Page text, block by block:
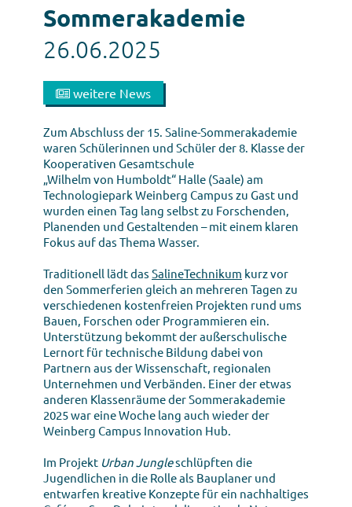
Sommerakademie
26.06.2025
weitere News
Zum Abschluss der 15. Saline-Sommerakademie
waren Schülerinnen und Schüler der 8. Klasse der
Kooperativen Gesamtschule
„Wilhelm von Humboldt“ Halle (Saale) am
Technologiepark Weinberg Campus zu Gast und
wurden einen Tag lang selbst zu Forschenden,
Planenden und Gestaltenden – mit einem klaren
Fokus auf das Thema Wasser.
Traditionell lädt das SalineTechnikum kurz vor
den Sommerferien gleich an mehreren Tagen zu
verschiedenen kostenfreien Projekten rund ums
Bauen, Forschen oder Programmieren ein.
Unterstützung bekommt der außerschulische
Lernort für technische Bildung dabei von
Partnern aus der Wissenschaft, regionalen
Unternehmen und Verbänden. Einer der etwas
anderen Klassenräume der Sommerakademie
2025 war eine Woche lang auch wieder der
Weinberg Campus Innovation Hub.
Im Projekt Urban Jungleschlüpften die
Jugendlichen in die Rolle als Bauplaner und
entwarfen kreative Konzepte für ein nachhaltiges